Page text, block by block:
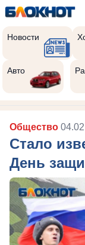
Новости
Авто
Общество
Стало
День